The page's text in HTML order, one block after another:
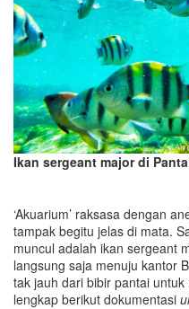
Ikan sergeant major di
‘Akuarium’ raksasa dengan
tampak begitu jelas di mata.
muncul adalah ikan sergeant
langsung saja menuju kantor
tak jauh dari bibir pantai
lengkap berikut dokumentasi